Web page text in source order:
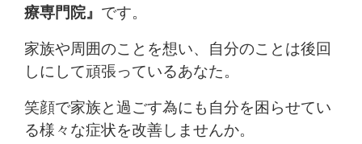
療専門院』 です。
家族や周囲のことを想い、自分のことは後回
しにして頑張っているあなた。
笑顔で家族と過ごす為にも自分を困らせてい
る様々な症状を改善しませんか。